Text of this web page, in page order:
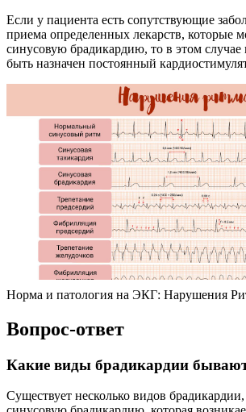
Если у пациента есть сопутствующие
приема определенных лекарств, которые
синусовую брадикардию, то в этом
быть назначен постоянный
Норма и патология на ЭКГ: Нарушения
Вопрос-ответ
Какие виды брадикардии
Существует несколько видов